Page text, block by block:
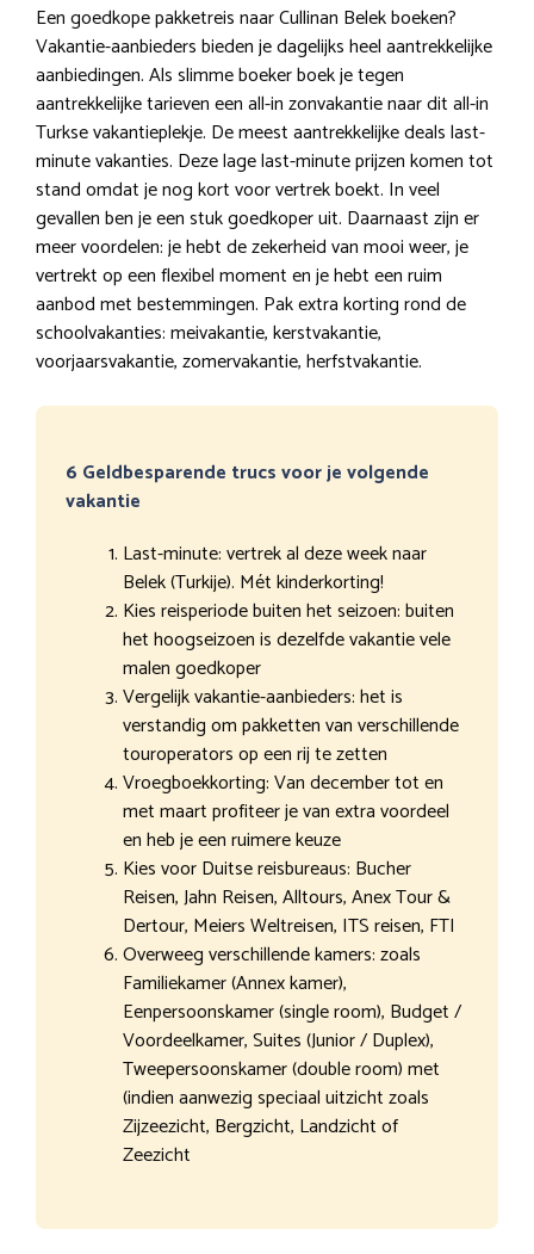
Een goedkope pakketreis naar Cullinan Belek boeken?
Vakantie-aanbieders bieden je dagelijks heel aantrekkelijke
aanbiedingen. Als slimme boeker boek je tegen
aantrekkelijke tarieven een all-in zonvakantie naar dit all-in
Turkse vakantieplekje. De meest aantrekkelijke deals last-
minute vakanties. Deze lage last-minute prijzen komen tot
stand omdat je nog kort voor vertrek boekt. In veel
gevallen ben je een stuk goedkoper uit. Daarnaast zijn er
meer voordelen: je hebt de zekerheid van mooi weer, je
vertrekt op een flexibel moment en je hebt een ruim
aanbod met bestemmingen. Pak extra korting rond de
schoolvakanties: meivakantie, kerstvakantie,
voorjaarsvakantie, zomervakantie, herfstvakantie.
6 Geldbesparende trucs voor je volgende
vakantie
Last-minute: vertrek al deze week naar
Belek (Turkije). Mét kinderkorting!
Kies reisperiode buiten het seizoen: buiten
het hoogseizoen is dezelfde vakantie vele
malen goedkoper
Vergelijk vakantie-aanbieders: het is
verstandig om pakketten van verschillende
touroperators op een rij te zetten
Vroegboekkorting: Van december tot en
met maart profiteer je van extra voordeel
en heb je een ruimere keuze
Kies voor Duitse reisbureaus: Bucher
Reisen, Jahn Reisen, Alltours, Anex Tour &
Dertour, Meiers Weltreisen, ITS reisen, FTI
Overweeg verschillende kamers: zoals
Familiekamer (Annex kamer),
Eenpersoonskamer (single room), Budget /
Voordeelkamer, Suites (Junior / Duplex),
Tweepersoonskamer (double room) met
(indien aanwezig speciaal uitzicht zoals
Zijzeezicht, Bergzicht, Landzicht of
Zeezicht